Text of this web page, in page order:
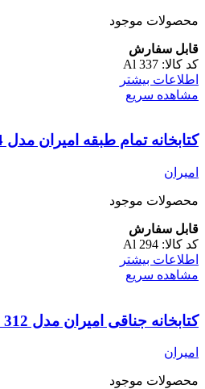
محصولات موجود
قابل سفارش
کد کالا: Al 337
اطلاعات بیشتر
مشاهده سریع
کتابخانه تمام طبقه امیران مدل Amiran AL 294
امیران
محصولات موجود
قابل سفارش
کد کالا: Al 294
اطلاعات بیشتر
مشاهده سریع
کتابخانه جناقی امیران مدل Amiran A-L 312
امیران
محصولات موجود